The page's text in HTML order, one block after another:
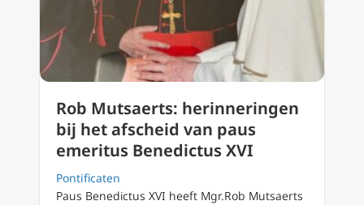
Rob Mutsaerts: herinneringen
bij het afscheid van paus
emeritus Benedictus XVI
Pontificaten
Paus Benedictus XVI heeft Mgr.Rob Mutsaerts